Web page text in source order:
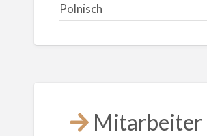
Polnisch
Mitarbeiter